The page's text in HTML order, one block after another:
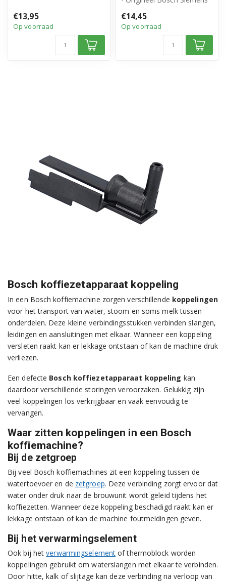
€13,95
Op voorraad
• Artikelnumme...
€14,45
Op voorraad
Bosch koffiezetapparaat koppeling
In een Bosch koffiemachine zorgen verschillende koppelingen
voor het transport van water, stoom en soms melk tussen
onderdelen. Deze kleine verbindingsstukken verbinden slangen,
leidingen en aansluitingen met elkaar. Wanneer een koppeling
versleten raakt kan er lekkage ontstaan of kan de machine druk
verliezen.
Een defecte Bosch koffiezetapparaat koppeling kan
daardoor verschillende storingen veroorzaken. Gelukkig zijn
veel koppelingen los verkrijgbaar en vaak eenvoudig te
vervangen.
Waar zitten koppelingen in een Bosch
koffiemachine?
Bij de zetgroep
Bij veel Bosch koffiemachines zit een koppeling tussen de
watertoevoer en de zetgroep. Deze verbinding zorgt ervoor dat
water onder druk naar de brouwunit wordt geleid tijdens het
koffiezetten. Wanneer deze koppeling beschadigd raakt kan er
lekkage ontstaan of kan de machine foutmeldingen geven.
Bij het verwarmingselement
Ook bij hetverwarmingselement of thermoblock worden
koppelingen gebruikt om waterslangen met elkaar te verbinden.
Door hitte, kalk of slijtage kan deze verbinding na verloop van